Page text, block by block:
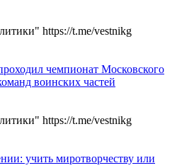
https://t.me/vestnikg
чемпионат Московского
воинских частей
https://t.me/vestnikg
учить миротворчеству или